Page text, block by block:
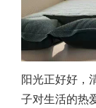
阳光正好好，
子对生活的热